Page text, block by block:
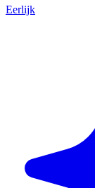
Eerlijk